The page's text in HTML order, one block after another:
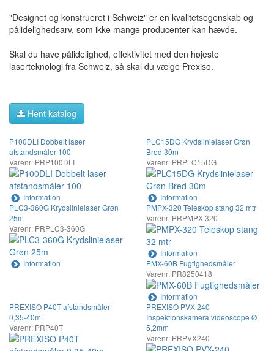
"Designet og konstrueret i Schweiz" er en kvalitetsegenskab og
pålidelighedsarv, som ikke mange producenter kan hævde.
Skal du have pålidelighed, effektivitet med den højeste
laserteknologi fra Schweiz, så skal du vælge Prexiso.
Hent katalog
P100DLI Dobbelt laser
afstandsmåler 100
Varenr: PRP100DLI
Information
PLC15DG Krydslinielaser Grøn
Bred 30m
Varenr: PRPLC15DG
Information
PLC3-360G Krydslinielaser Grøn
25m
Varenr: PRPLC3-360G
Information
PMPX-320 Teleskop stang 32 mtr
Varenr: PRPMPX-320
Information
PMX-60B Fugtighedsmåler
Varenr: PR8250418
Information
PREXISO P40T afstandsmåler
0,35-40m.
Varenr: PRP40T
PREXISO PVX-240
Inspektionskamera videoscope Ø
5,2mm
Varenr: PRPVX240